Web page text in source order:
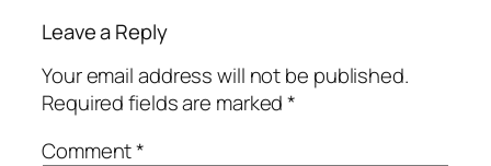
Leave a Reply
Your email address will not be published.
Required fields are marked*
Comment*